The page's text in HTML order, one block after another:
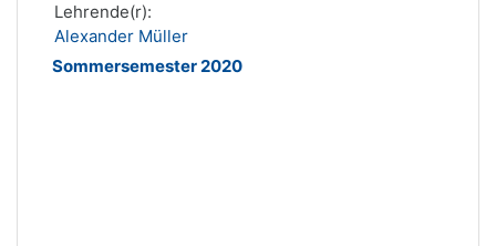
Lehrende(r):
Alexander Müller
Sommersemester 2020